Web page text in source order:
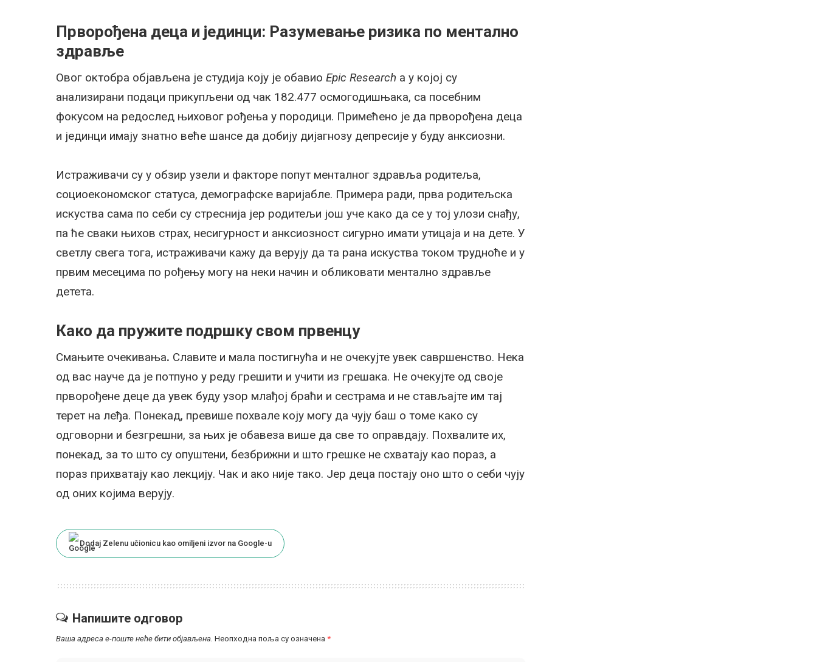
Прворођена деца и јединци: Разумевање ризика по ментално
здравље
Овог октобра објављена је студија коју је обавио Epic Research а у којој су
анализирани подаци прикупљени од чак 182.477 осмогодишњака, са посебним
фокусом на редослед њиховог рођења у породици. Примећено је да прворођена деца
и јединци имају знатно веће шансе да добију дијагнозу депресије у буду анксиозни.
Истраживачи су у обзир узели и факторе попут менталног здравља родитеља,
социоекономског статуса, демографске варијабле. Примера ради, прва родитељска
искуства сама по себи су стреснија јер родитељи још уче како да се у тој улози снађу,
па ће сваки њихов страх, несигурност и анксиозност сигурно имати утицаја и на дете. У
светлу свега тога, истраживачи кажу да верују да та рана искуства током трудноће и у
првим месецима по рођењу могу на неки начин и обликовати ментално здравље
детета.
Како да пружите подршку свом првенцу
Смањите очекивања. Славите и мала постигнућа и не очекујте увек савршенство. Нека
од вас науче да је потпуно у реду грешити и учити из грешака. Не очекујте од своје
прворођене деце да увек буду узор млађој браћи и сестрама и не стављајте им тај
терет на леђа. Понекад, превише похвале коју могу да чују баш о томе како су
одговорни и безгрешни, за њих је обавеза више да све то оправдају. Похвалите их,
понекад, за то што су опуштени, безбрижни и што грешке не схватају као пораз, а
пораз прихватају као лекцију. Чак и ако није тако. Јер деца постају оно што о себи чују
од оних којима верују.
Dodaj Zelenu učionicu kao omiljeni izvor na Google-u
Напишите одговор
Ваша адреса е-поште неће бити објављена. Неопходна поља су означена *